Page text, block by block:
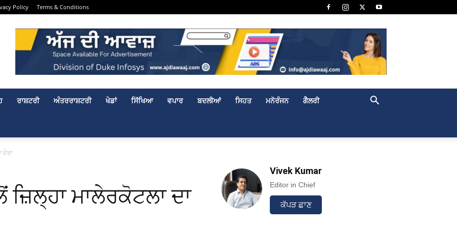
Policy Terms & Conditions
ਰਾਸ਼ਟਰੀ ਅੰਤਰਰਾਸ਼ਟਰੀ ਖੇਡਾਂ ਸਿੱਖਿਆ ਵਪਾਰ ਬਦਲੀਆਂ ਸਿਹਤ ਮਨੋਰੰਜਨ ਗੈਲਰੀ
ਦੌਰਾ
ਮਾਲੇਰਕੋਟਲਾ ਦਾ
Vivek Kumar
Editor in Chief
ਕੱਪੜ ਛਾਣ